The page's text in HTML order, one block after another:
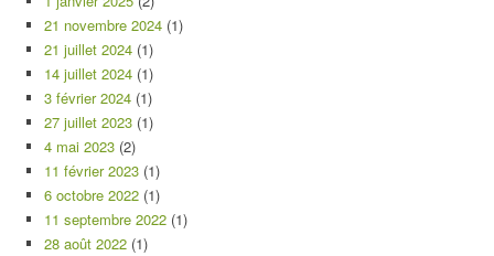
21 novembre 2024 (1)
21 juillet 2024 (1)
14 juillet 2024 (1)
3 février 2024 (1)
27 juillet 2023 (1)
4 mai 2023 (2)
11 février 2023 (1)
6 octobre 2022 (1)
11 septembre 2022 (1)
28 août 2022 (1)